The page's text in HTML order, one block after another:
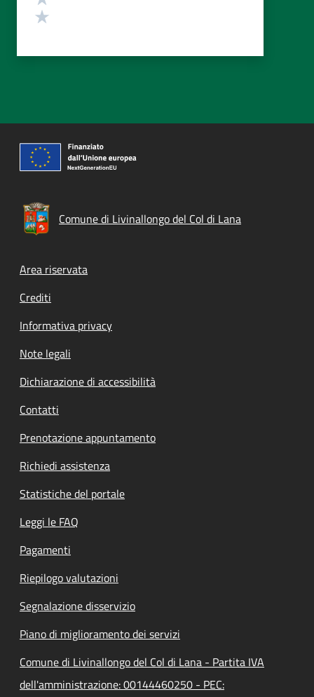
Comune di Livinallongo del Col di Lana
Footer menu
Area riservata
Crediti
Informativa privacy
Note legali
Dichiarazione di accessibilità
Contatti
Prenotazione appuntamento
Richiedi assistenza
Statistiche del portale
Leggi le FAQ
Pagamenti
Riepilogo valutazioni
Segnalazione disservizio
Piano di miglioramento dei servizi
Comune di Livinallongo del Col di Lana - Partita IVA
dell'amministrazione: 00144460250 - PEC: